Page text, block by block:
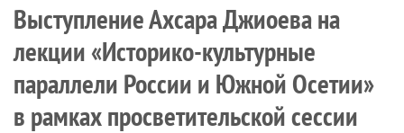
Выступление Ахсара Джиоева на
лекции «Историко-культурные
параллели России и Южной Осетии»
в рамках просветительской сессии